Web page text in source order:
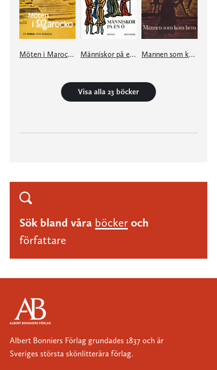
Möten i Marocko Människor på en ö Mannen som kom hem
Visa alla 23 böcker
Sök bland våra böcker och
författare
Albert Bonniers Förlag grundades 1837 och är
Sveriges största skönlitterära förlag.